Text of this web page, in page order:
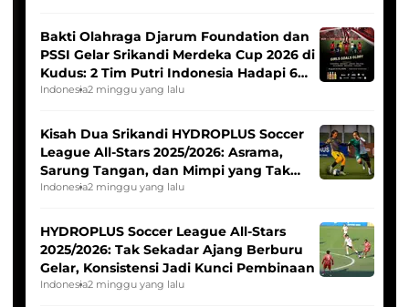
Bakti Olahraga Djarum Foundation dan
PSSI Gelar Srikandi Merdeka Cup 2026 di
Kudus: 2 Tim Putri Indonesia Hadapi 6
Tim Asia
Indonesia2 minggu yang lalu
Kisah Dua Srikandi HYDROPLUS Soccer
League All-Stars 2025/2026: Asrama,
Sarung Tangan, dan Mimpi yang Tak
Pernah Padam
Indonesia2 minggu yang lalu
HYDROPLUS Soccer League All-Stars
2025/2026: Tak Sekadar Ajang Berburu
Gelar, Konsistensi Jadi Kunci Pembinaan
Indonesia2 minggu yang lalu